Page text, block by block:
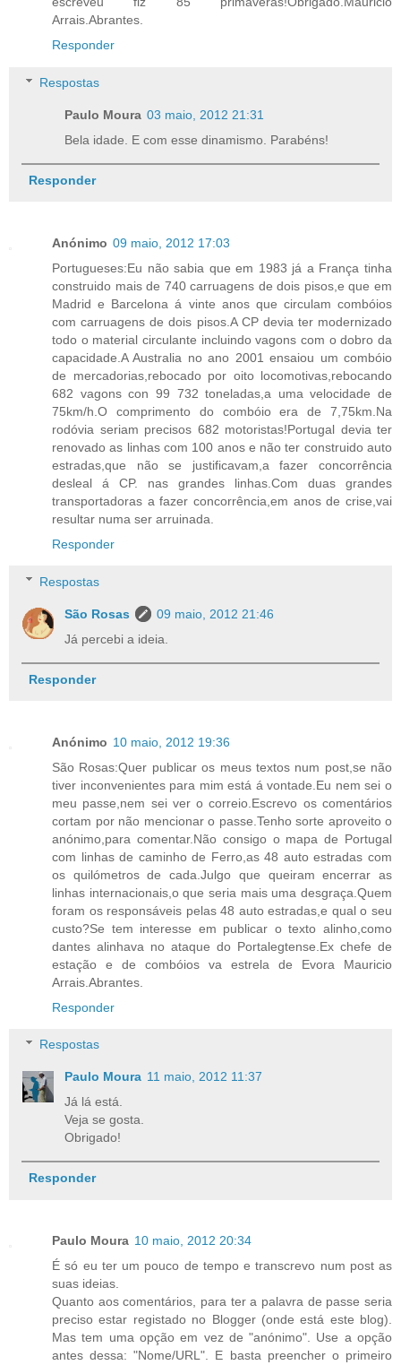
Arrais.Abrantes.
Responder
Respostas
Paulo Moura 03 maio, 2012 21:31
Bela idade. E com esse dinamismo. Parabéns!
Responder
Anónimo 09 maio, 2012 17:03
Portugueses:Eu não sabia que em 1983 já a França tinha
construido mais de 740 carruagens de dois pisos,e que em
Madrid e Barcelona á vinte anos que circulam combóios
com carruagens de dois pisos.A CP devia ter modernizado
todo o material circulante incluindo vagons com o dobro da
capacidade.A Australia no ano 2001 ensaiou um combóio
de mercadorias,rebocado por oito locomotivas,rebocando
682 vagons con 99 732 toneladas,a uma velocidade de
75km/h.O comprimento do combóio era de 7,75km.Na
rodóvia seriam precisos 682 motoristas!Portugal devia ter
renovado as linhas com 100 anos e não ter construido auto
estradas,que não se justificavam,a fazer concorrência
desleal á CP. nas grandes linhas.Com duas grandes
transportadoras a fazer concorrência,em anos de crise,vai
resultar numa ser arruinada.
Responder
Respostas
São Rosas
09 maio, 2012 21:46
Já percebi a ideia.
Responder
Anónimo 10 maio, 2012 19:36
São Rosas:Quer publicar os meus textos num post,se não
tiver inconvenientes para mim está á vontade.Eu nem sei o
meu passe,nem sei ver o correio.Escrevo os comentários
cortam por não mencionar o passe.Tenho sorte aproveito o
anónimo,para comentar.Não consigo o mapa de Portugal
com linhas de caminho de Ferro,as 48 auto estradas com
os quilómetros de cada.Julgo que queiram encerrar as
linhas internacionais,o que seria mais uma desgraça.Quem
foram os responsáveis pelas 48 auto estradas,e qual o seu
custo?Se tem interesse em publicar o texto alinho,como
dantes alinhava no ataque do Portalegtense.Ex chefe de
estação e de combóios va estrela de Evora Mauricio
Arrais.Abrantes.
Responder
Respostas
Paulo Moura 11 maio, 2012 11:37
Já lá está.
Veja se gosta.
Obrigado!
Responder
Paulo Moura 10 maio, 2012 20:34
É só eu ter um pouco de tempo e transcrevo num post as
suas ideias.
Quanto aos comentários, para ter a palavra de passe seria
preciso estar registado no Blogger (onde está este blog).
Mas tem uma opção em vez de "anónimo". Use a opção
antes dessa: "Nome/URL". E basta preencher o primeiro